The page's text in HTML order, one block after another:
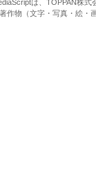
は、TOPPAN株式
作物（文字・写真・絵・